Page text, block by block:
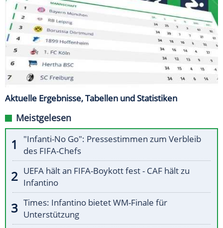
Aktuelle Ergebnisse, Tabellen und Statistiken
Meistgelesen
"Infanti-No Go": Pressestimmen zum Verbleib
des FIFA-Chefs
UEFA hält an FIFA-Boykott fest - CAF hält zu
Infantino
Times: Infantino bietet WM-Finale für
Unterstützung